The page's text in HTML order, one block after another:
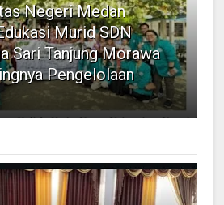
Negeri Medan
Murid SDN
Sari Tanjung Morawa
Pengelolaan